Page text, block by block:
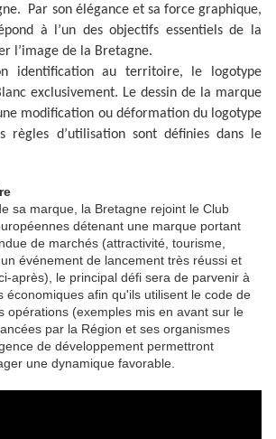
Par son élégance et sa force graphique,
à l’un des objectifs essentiels de la
l’image de la Bretagne.
identification au territoire, le logotype
exclusivement. Le dessin de la marque
modification ou déformation du logotype
règles d’utilisation sont définies dans le
sa marque, la Bretagne rejoint le Club
détenant une marque portant
de marchés (attractivité, tourisme,
événement de lancement très réussi et
après), le principal défi sera de parvenir à
économiques afin qu'ils utilisent le code de
opérations (exemples mis en avant sur le
par la Région et ses organismes
de développement permettront
une dynamique favorable.